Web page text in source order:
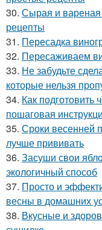
30. Сырая и вареная
рецепты
31. Пересадка
32. Пересаживаем
33. Не забудьте
которые нельзя
34. Как подготовить
пошаговая
35. Сроки весенней
лучше прививать
36. Засуши свои
экологичный способ
37. Просто и
весны в домашних
38. Вкусные и